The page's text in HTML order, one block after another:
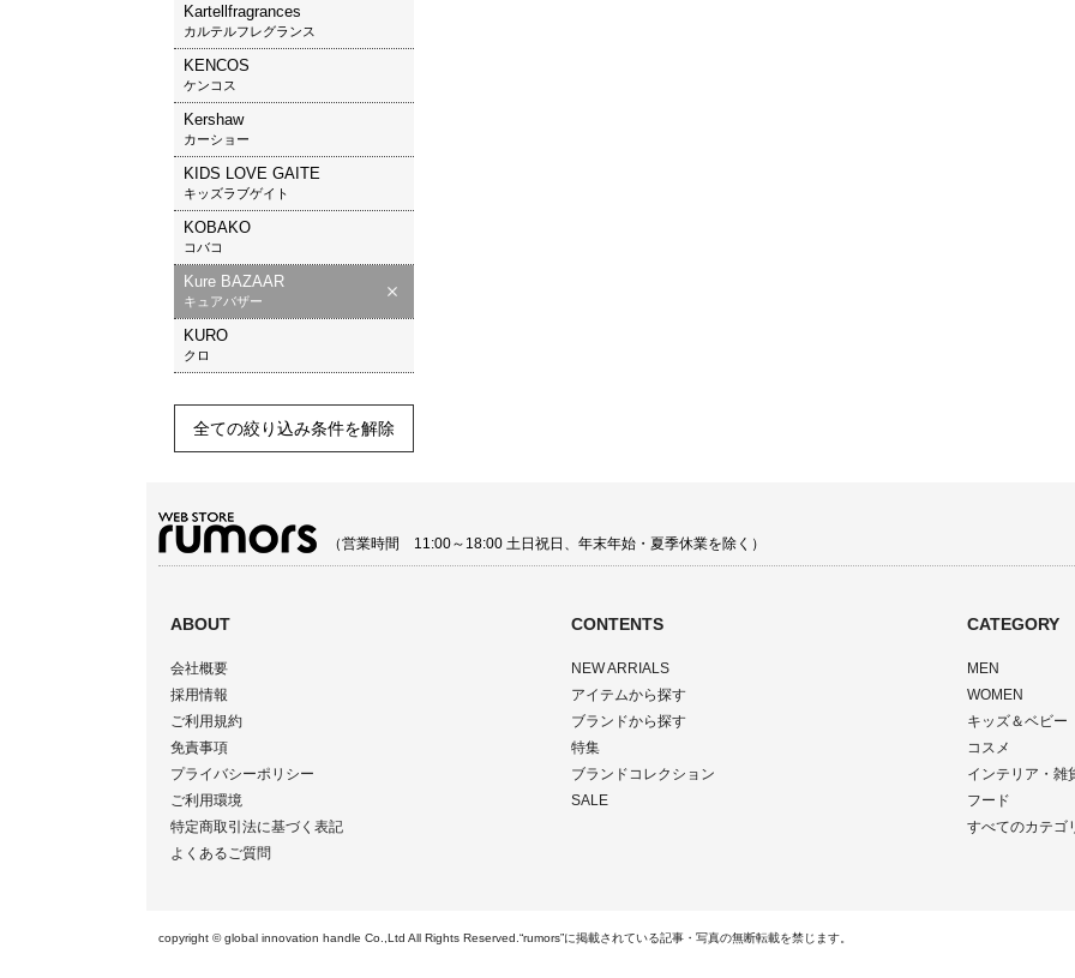
Kartellfragrances
カルテルフレグランス
KENCOS
ケンコス
Kershaw
カーショー
KIDS LOVE GAITE
キッズラブゲイト
KOBAKO
コバコ
Kure BAZAAR
キュアバザー
KURO
クロ
全ての絞り込み条件を解除
（営業時間 11:00～18:00 土日祝日、年末年始・夏季休業を除く）
ABOUT
会社概要
採用情報
ご利用規約
免責事項
プライバシーポリシー
ご利用環境
特定商取引法に基づく表記
よくあるご質問
CONTENTS
NEW ARRIALS
アイテムから探す
ブランドから探す
特集
ブランドコレクション
SALE
CATEGORY
MEN
WOMEN
キッズ＆ベビー
コスメ
インテリア・雑
フード
すべてのカテゴ
copyright © global innovation handle Co.,Ltd All Rights Reserved.“rumors”に掲載されている記事・写真の無断転載を禁じます。